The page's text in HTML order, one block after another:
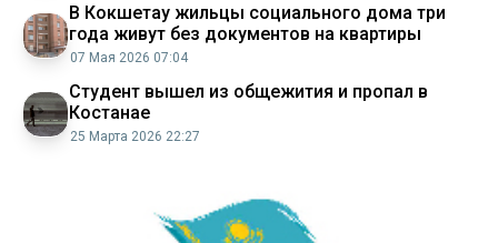
В Кокшетау жильцы социального дома три
года живут без документов на квартиры
07 Мая 2026 07:04
Студент вышел из общежития и пропал в
Костанае
25 Марта 2026 22:27